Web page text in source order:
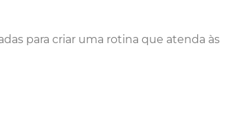
para criar uma rotina que atenda às